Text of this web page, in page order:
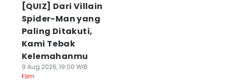
[QUIZ] Dari Villain
Spider-Man yang
Paling Ditakuti,
Kami Tebak
Kelemahanmu
9 Aug 2026, 19:00 WIB
Film